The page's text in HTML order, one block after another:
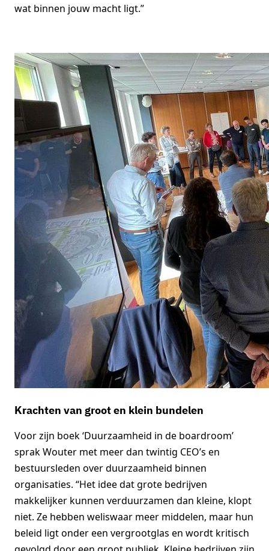
wat binnen jouw macht ligt.”
Krachten van groot en klein bundelen
Voor zijn boek ‘Duurzaamheid in de boardroom’
sprak Wouter met meer dan twintig CEO’s en
bestuursleden over duurzaamheid binnen
organisaties. “Het idee dat grote bedrijven
makkelijker kunnen verduurzamen dan kleine, klopt
niet. Ze hebben weliswaar meer middelen, maar hun
beleid ligt onder een vergrootglas en wordt kritisch